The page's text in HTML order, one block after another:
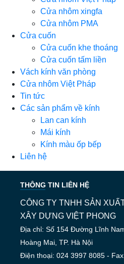
Cửa nhôm xingfa
Cửa nhôm PMA
Cửa cuốn
Cửa cuốn khe thoáng
Cửa cuốn tấm liền
Vách kính văn phòng
Cửa nhôm Việt Pháp
Tin tức
Các sản phẩm về kính
Lan can kính
Mái kính
Kính màu ốp bếp
Liên hệ
THÔNG TIN LIÊN HỆ
CÔNG TY TNHH SẢN
XÂY DỰNG VIỆT PHONG
Địa chỉ: Số 154 Đường Lĩnh
Hoàng Mai, TP. Hà Nội
Điện thoại: 024 3997 8085 -